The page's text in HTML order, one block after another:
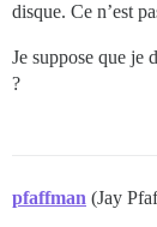
disque. Ce n’est
Je suppose que je
?
pfaffman (Jay